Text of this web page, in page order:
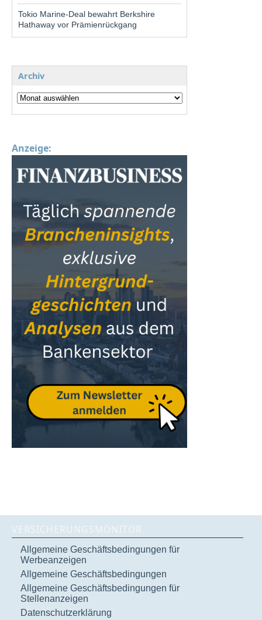
Tokio Marine-Deal bewahrt Berkshire
Hathaway vor Prämienrückgang
Archiv
Anzeige:
VERSICHERUNGSMONITOR
Allgemeine Geschäftsbedingungen für
Werbeanzeigen
Allgemeine Geschäftsbedingungen
Allgemeine Geschäftsbedingungen für
Stellenanzeigen
Datenschutzerklärung